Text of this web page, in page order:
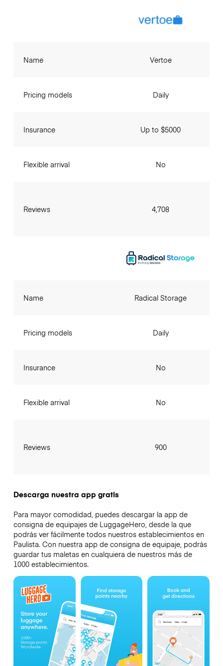
Name
Pricing models
Insurance
Flexible arrival
Reviews
Vertoe
Daily
Up to $5000
No
4,708
Name
Pricing models
Insurance
Flexible arrival
Reviews
Radical Storage
Daily
No
No
900
Descarga nuestra app gratis
Para mayor comodidad, puedes descargar la app de
consigna de equipajes de LuggageHero, desde la que
podrás ver fácilmente todos nuestros establecimientos en
Paulista. Con nuestra app de consigna de equipaje, podrás
guardar tus maletas en cualquiera de nuestros más de
1000 establecimientos.